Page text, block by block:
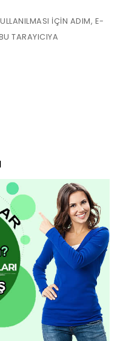
IÇIN ADIM, E-
TARAYICIYA